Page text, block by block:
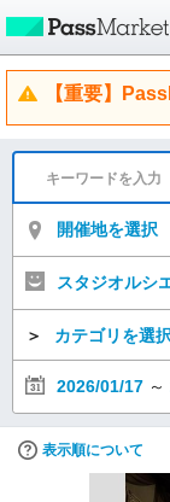
【重要】
開催地を選択
スタジオルシ
＞ カテゴリを選択
2026/01/17 ～
表示順について